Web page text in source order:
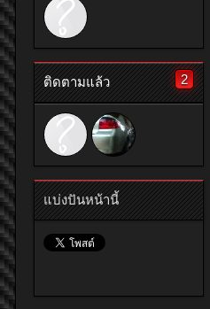
ติดตามแล้ว 2
แบ่งปันหน้านี้